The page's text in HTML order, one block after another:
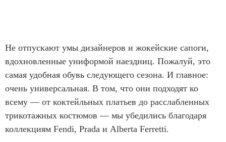
Не отпускают умы дизайнеров и жокейские сапоги,
вдохновленные униформой наездниц. Пожалуй, это
самая удобная обувь следующего сезона. И главное:
очень универсальная. В том, что они подходят ко
всему — от коктейльных платьев до расслабленных
трикотажных костюмов — мы убедились благодаря
коллекциям Fendi, Prada и Alberta Ferretti.